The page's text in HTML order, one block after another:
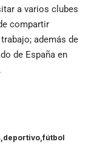
a varios clubes
compartir
además de
de España en
deportivo fútbol